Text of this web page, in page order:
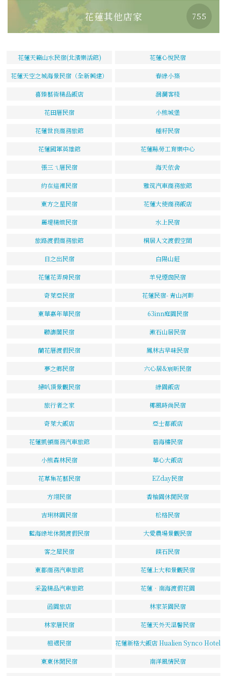
花蓮其他店家 755
花蓮天籟山水民宿(北濱樂活館) 花蓮心悅民宿
花蓮天空之城海景民宿（全新興建） 春綠小築
喜臻藝術精品飯店 洄瀾客棧
花田厝民宿 小熊城堡
花蓮世良商務旅館 種籽民宿
花蓮國軍英雄館 花蓮縣勞工育樂中心
張三ㄟ厝民宿 海天依舍
約在這裡民宿 雅筑汽車商務旅館
東方之星民宿 花蓮大使商務飯店
麗堤精緻民宿 水上民宿
旅路渡假商務旅館 桐居人文渡假空間
日之出民宿 白陽山莊
花蓮花弄房民宿 羊兒煙囪民宿
奇萊亞民宿 花蓮民宿- 青山河畔
東華嘉年華民宿 63inn庭園民宿
聽濤閣民宿 漱石山居民宿
蘭花厝渡假民宿 鳳林古早味民宿
夢之鄉民宿 六心居&宸昕民宿
掃叭頂景觀民宿 綠園飯店
旅行者之家 椰風時尚民宿
奇萊大飯店 亞士都飯店
花蓮凱頓商務汽車旅館 碧海樓民宿
小熊森林民宿 華心大飯店
花草集花藝民宿 EZday民宿
方翊民宿 香柚園休閒民宿
吉琍林園民宿 松格民宿
藍海綠地休閒渡假民宿 大愛農場景觀民宿
客之屋民宿 鏷石民宿
東都商務汽車旅館 花蓮上大和景觀民宿
采盈精品汽車旅館 花蓮‧南海渡假花園
函園旅店 林家茶園民宿
林家厝民宿 花蓮天外天溫馨民宿
相遇民宿 花蓮新格大飯店 Hualien Synco Hotel
東東休閒民宿 南洋風情民宿